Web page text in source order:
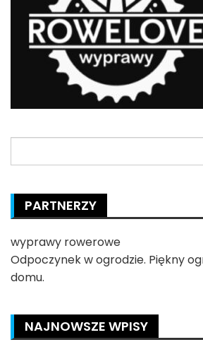
for:
PARTNERZY
wyprawy rowerowe
Odpoczynek wogrodzie. Piękny
domu.
NAJNOWSZE WPISY